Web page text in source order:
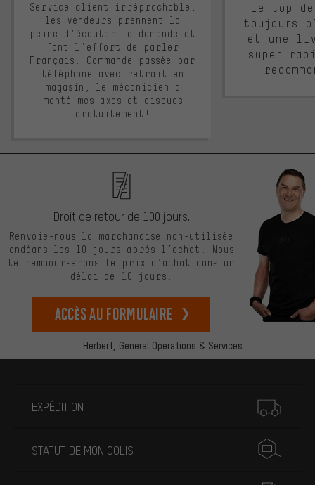
Service client irréprochable,
les vendeurs prennent la
peine d'écouter la demande et
font l'effort de parler
Français. Commande passée par
téléphone avec retrait en
magasin, le mécanicien a
monté mes axes et disques
gratuitement!
Le top
toujours
et une
super
Herbert, General Operations & Services
Droit de retour de 100 jours.
Renvoie-nous la marchandise non-utilisée
endéans les 10 jours après l’achat. Nous
te rembourserons le prix d’achat dans un
délai de 10 jours.
Accès au formulaire
EXPÉDITION
STATUT DE MON COLIS